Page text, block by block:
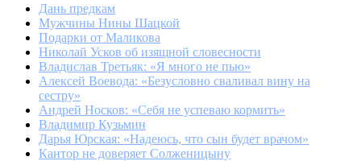
Дань предкам
Мужчины Нины Шацкой
Подарки от Маликова
Николай Усков об изящной словесности
Владислав Третьяк: «Я много не пью»
Алексей Воевода: «Безусловно сваливал вину на
сестру»
Андрей Носков: «Себя не успеваю кормить»
Владимир Кузьмин
Дарья Юрская: «Надеюсь, что сын будет врачом»
Кантор не доверяет Солженицыну